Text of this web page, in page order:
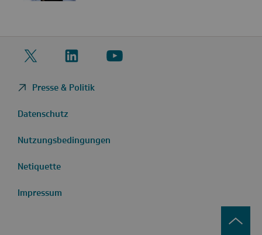
Twitter
LinkedIn
YouTube
Presse & Politik
Datenschutz
Nutzungsbedingungen
Netiquette
Impressum